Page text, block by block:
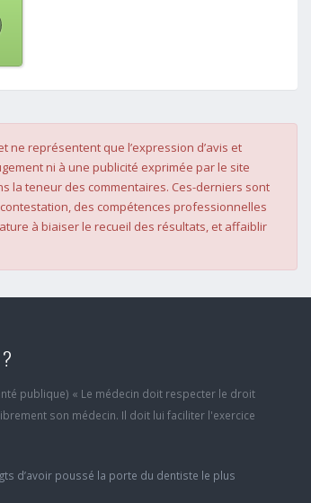
ne représentent que l’expression d’avis et
ni à une publicité exprimée par le site
la teneur des commentaires. Ces-derniers sont
des compétences professionnelles
à biaiser le recueil des résultats, et affaiblir
publique) « Le médecin doit respecter le droit
son médecin. Il doit lui faciliter l'exercice
d’avoir poussé la porte du dentiste le plus